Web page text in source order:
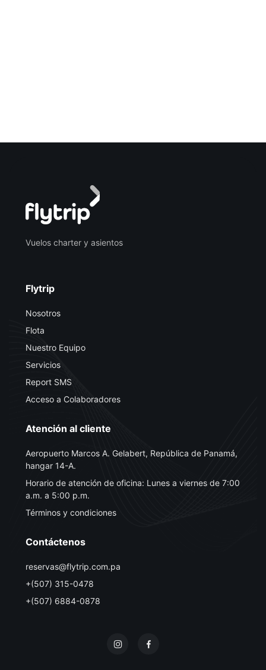
Vuelos charter y asientos
Flytrip
Nosotros
Flota
Nuestro Equipo
Servicios
Report SMS
Acceso a Colaboradores
Atención al cliente
Aeropuerto Marcos A. Gelabert, República de Panamá,
hangar 14-A.
Horario de atención de oficina: Lunes a viernes de 7:00
a.m. a 5:00 p.m.
Términos y condiciones
Contáctenos
reservas@flytrip.com.pa
+(507) 315-0478
+(507) 6884-0878